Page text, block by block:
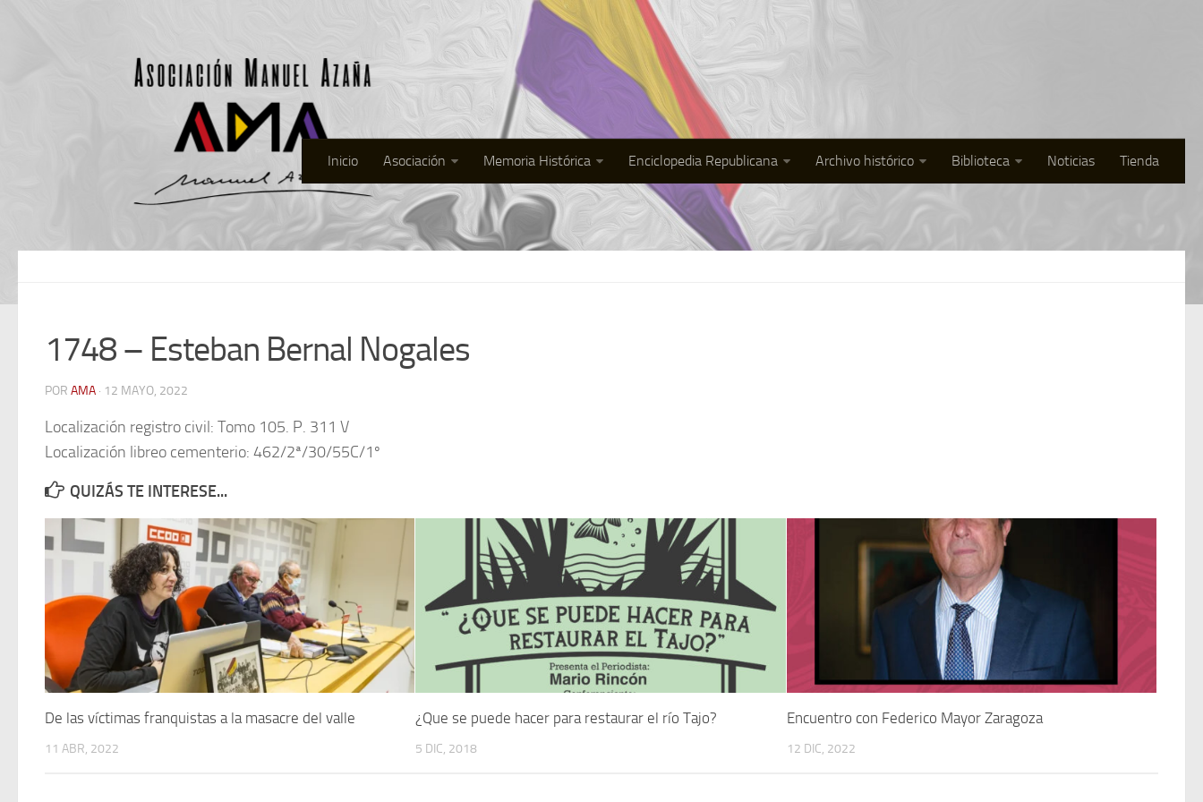
Inicio Asociación Memoria Histórica Enciclopedia Republicana Archivo histórico Biblioteca Noticias Tienda
1748 – Esteban Bernal Nogales
POR AMA · 12 MAYO, 2022
Localización registro civil: Tomo 105. P. 311 V
Localización libreo cementerio: 462/2ª/30/55C/1º
QUIZÁS TE INTERESE...
De las víctimas franquistas a la masacre del valle
11 ABR, 2022
¿Que se puede hacer para restaurar el río Tajo?
5 DIC, 2018
Encuentro con Federico Mayor Zaragoza
12 DIC, 2022